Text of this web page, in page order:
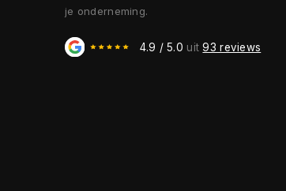
je onderneming.
4.9 / 5.0 uit93 reviews